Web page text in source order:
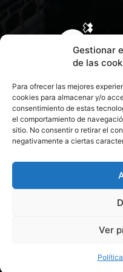
Gestionar
de las
Para ofrecer las mejores
cookies para almacenar y/o
consentimiento de estas
el comportamiento de
sitio. No consentir o retirar el
negativamente a ciertas
Ver
CONTACTA CON
© 2026 Todos los